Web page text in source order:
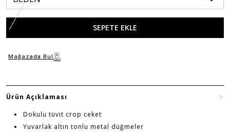
SEPETE EKLE
Mağazada Bul
Ürün Açıklaması
Dokulu tüvit crop ceket
Yuvarlak altın tonlu metal düğmeler